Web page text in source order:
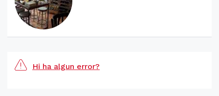
Hi ha algun error?